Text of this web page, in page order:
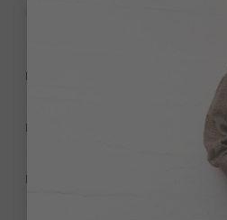
BESCHREIBUNG
MATERIAL & PFLEGE
HERSTELLERANGABEN